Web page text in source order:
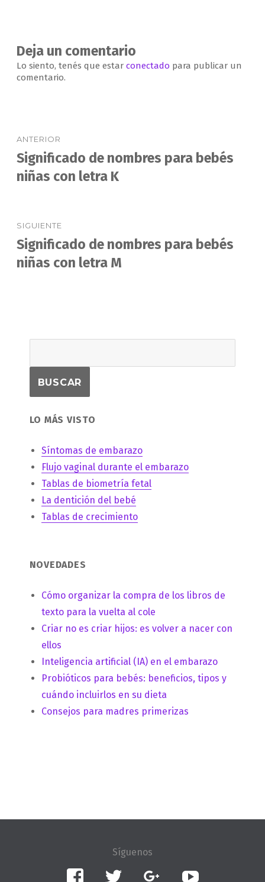
Deja un comentario
Lo siento, tenés que estar conectado para publicar un
comentario.
de
entradas
ANTERIOR
Entrada
anterior:
Significado de nombres para bebés
niñas con letra K
SIGUIENTE
Entrada
siguiente:
Significado de nombres para bebés
niñas con letra M
LO MÁS VISTO
Síntomas de embarazo
Flujo vaginal durante el embarazo
Tablas de biometría fetal
La dentición del bebé
Tablas de crecimiento
NOVEDADES
Cómo organizar la compra de los libros de
texto para la vuelta al cole
Criar no es criar hijos: es volver a nacer con
ellos
Inteligencia artificial (IA) en el embarazo
Probióticos para bebés: beneficios, tipos y
cuándo incluirlos en su dieta
Consejos para madres primerizas
Facebook Twitter Google+